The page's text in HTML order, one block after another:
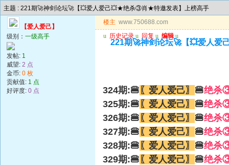
主题 : 221期🚀神剑论坛🚀【💥爱人爱己💥★绝杀③肖★特邀发表】上榜高手
【爱人爱己】
级别： 一级高手
发帖: 1
威望: 2 点
金币: 0 枚
贡献值: 1 点
好评度: 0 点
楼主 www.750688.com
u 历史记录 u 回复 u 编辑 u
221期🚀神剑论坛🚀【💥爱人
324期:🍔 〖爱人爱己〗 🍔绝杀
325期:🍔 〖爱人爱己〗 🍔绝杀
326期:🍔 〖爱人爱己〗 🍔绝杀
327期:🍔 〖爱人爱己〗 🍔绝杀
328期:🍔 〖爱人爱己〗 🍔绝杀
329期:🍔 〖爱人爱己〗 🍔绝杀